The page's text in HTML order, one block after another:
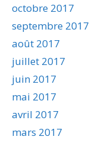
octobre 2017
septembre 2017
août 2017
juillet 2017
juin 2017
mai 2017
avril 2017
mars 2017